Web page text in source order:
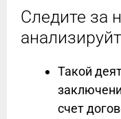
Следите за
Такой
счет